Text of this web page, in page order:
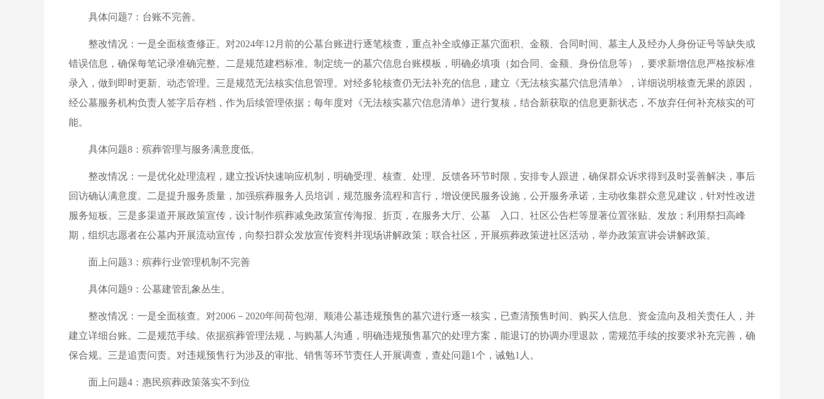
具体问题7：台账不完善。
整改情况：一是全面核查修正。对2024年12月前的公墓台账进行逐笔核查，重点补全或修正墓穴面积、金额、合同时间、墓主人及经办人身份证号等缺失或
错误信息，确保每笔记录准确完整。二是规范建档标准。制定统一的墓穴信息台账模板，明确必填项（如合同、金额、身份信息等），要求新增信息严格按标准
录入，做到即时更新、动态管理。三是规范无法核实信息管理。对经多轮核查仍无法补充的信息，建立《无法核实墓穴信息清单》，详细说明核查无果的原因，
经公墓服务机构负责人签字后存档，作为后续管理依据；每年度对《无法核实墓穴信息清单》进行复核，结合新获取的信息更新状态，不放弃任何补充核实的可
能。
具体问题8：殡葬管理与服务满意度低。
整改情况：一是优化处理流程，建立投诉快速响应机制，明确受理、核查、处理、反馈各环节时限，安排专人跟进，确保群众诉求得到及时妥善解决，事后
回访确认满意度。二是提升服务质量，加强殡葬服务人员培训，规范服务流程和言行，增设便民服务设施，公开服务承诺，主动收集群众意见建议，针对性改进
服务短板。三是多渠道开展政策宣传，设计制作殡葬减免政策宣传海报、折页，在服务大厅、公墓 入口、社区公告栏等显著位置张贴、发放；利用祭扫高峰
期，组织志愿者在公墓内开展流动宣传，向祭扫群众发放宣传资料并现场讲解政策；联合社区，开展殡葬政策进社区活动，举办政策宣讲会讲解政策。
面上问题3：殡葬行业管理机制不完善
具体问题9：公墓建管乱象丛生。
整改情况：一是全面核查。对2006－2020年间荷包湖、顺港公墓违规预售的墓穴进行逐一核实，已查清预售时间、购买人信息、资金流向及相关责任人，并
建立详细台账。二是规范手续。依据殡葬管理法规，与购墓人沟通，明确违规预售墓穴的处理方案，能退订的协调办理退款，需规范手续的按要求补充完善，确
保合规。三是追责问责。对违规预售行为涉及的审批、销售等环节责任人开展调查，查处问题1个，诫勉1人。
面上问题4：惠民殡葬政策落实不到位